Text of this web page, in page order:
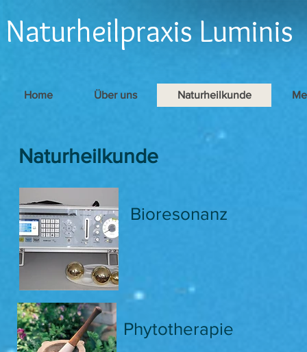
Naturheilpraxis Luminis
Home Über uns Naturheilkunde
Naturheilkunde
Bioresonanz
Phytotherapie